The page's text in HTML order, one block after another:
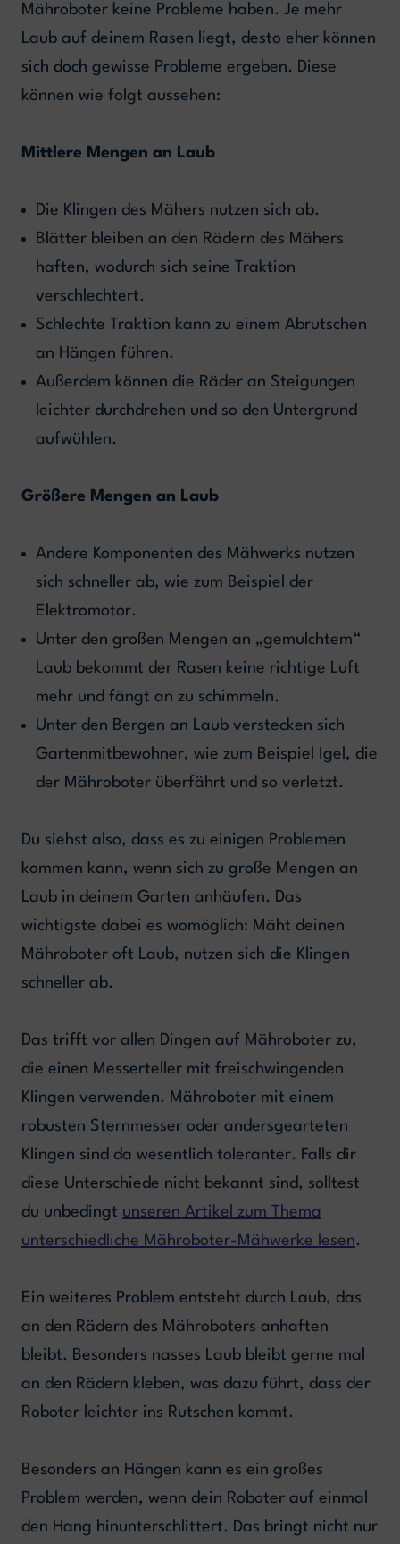
Mähroboter keine Probleme haben. Je mehr
Laub auf deinem Rasen liegt, desto eher können
sich doch gewisse Probleme ergeben. Diese
können wie folgt aussehen:
Mittlere Mengen an Laub
Die Klingen des Mähers nutzen sich ab.
Blätter bleiben an den Rädern des Mähers
haften, wodurch sich seine Traktion
verschlechtert.
Schlechte Traktion kann zu einem Abrutschen
an Hängen führen.
Außerdem können die Räder an Steigungen
leichter durchdrehen und so den Untergrund
aufwühlen.
Größere Mengen an Laub
Andere Komponenten des Mähwerks nutzen
sich schneller ab, wie zum Beispiel der
Elektromotor.
Unter den großen Mengen an „gemulchtem“
Laub bekommt der Rasen keine richtige Luft
mehr und fängt an zu schimmeln.
Unter den Bergen an Laub verstecken sich
Gartenmitbewohner, wie zum Beispiel Igel, die
der Mähroboter überfährt und so verletzt.
Du siehst also, dass es zu einigen Problemen
kommen kann, wenn sich zu große Mengen an
Laub in deinem Garten anhäufen. Das
wichtigste dabei es womöglich: Mäht deinen
Mähroboter oft Laub, nutzen sich die Klingen
schneller ab.
Das trifft vor allen Dingen auf Mähroboter zu,
die einen Messerteller mit freischwingenden
Klingen verwenden. Mähroboter mit einem
robusten Sternmesser oder andersgearteten
Klingen sind da wesentlich toleranter. Falls dir
diese Unterschiede nicht bekannt sind, solltest
du unbedingt unseren Artikel zum Thema
unterschiedliche Mähroboter-Mähwerke lesen.
Ein weiteres Problem entsteht durch Laub, das
an den Rädern des Mähroboters anhaften
bleibt. Besonders nasses Laub bleibt gerne mal
an den Rädern kleben, was dazu führt, dass der
Roboter leichter ins Rutschen kommt.
Besonders an Hängen kann es ein großes
Problem werden, wenn dein Roboter auf einmal
den Hang hinunterschlittert. Das bringt nicht nur